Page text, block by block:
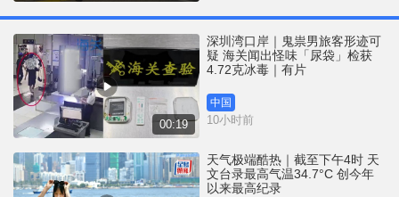
00:19
深圳湾口岸｜鬼祟男旅客形迹可
疑 海关闻出怪味「尿袋」检获
4.72克冰毒｜有片
中国
10小时前
天气极端酷热｜截至下午4时 天
文台录最高气温34.7°C 创今年
以来最高纪录